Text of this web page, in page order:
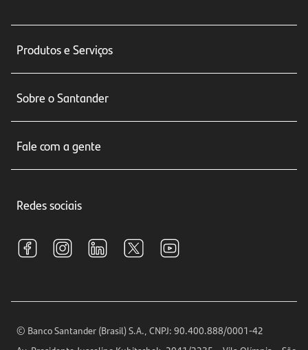
Produtos e Serviços
Seguros
Crédito e Financiamentos
Investimentos
Sobre o Santander
Relações com Investidores
Fale com a gente
Central de Renegociação
S.A.C
Encontre nossas agências
Horários de Atendimento
Redes sociais
© Banco Santander (Brasil) S.A., CNPJ: 90.400.888/0001-42